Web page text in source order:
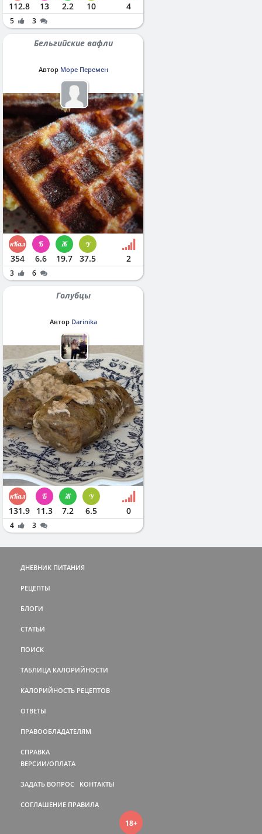
112.8 13 2.2 10 4
5 3
Бельгийские вафли
Автор Море Перемен
354 6.6 19.7 37.5 2
3 6
Голубцы
Автор Darinika
131.9 11.3 7.2 6.5 0
4 3
ДНЕВНИК ПИТАНИЯ
РЕЦЕПТЫ
БЛОГИ
СТАТЬИ
ПОИСК
ТАБЛИЦА КАЛОРИЙНОСТИ
КАЛОРИЙНОСТЬ РЕЦЕПТОВ
ОТВЕТЫ
ПРАВООБЛАДАТЕЛЯМ
СПРАВКА
ВЕРСИИ/ОПЛАТА
ЗАДАТЬ ВОПРОС КОНТАКТЫ
СОГЛАШЕНИЕ ПРАВИЛА
18+